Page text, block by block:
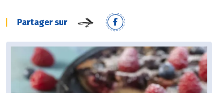
Partager sur